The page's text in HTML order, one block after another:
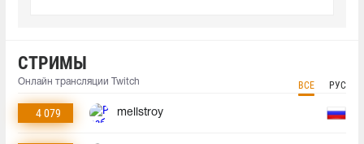
СТРИМЫ
Онлайн трансляции Twitch ВСЕ РУС
4 079 mellstroy